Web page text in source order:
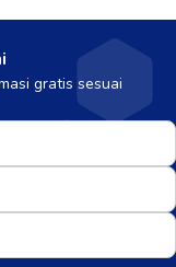
gratis sesuai